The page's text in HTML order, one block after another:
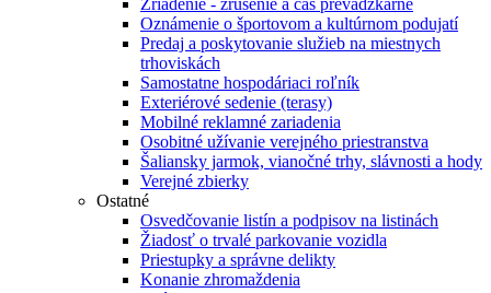
Zriadenie - zrušenie a čas prevádzkarne
Oznámenie o športovom a kultúrnom podujatí
Predaj a poskytovanie služieb na miestnych
trhoviskách
Samostatne hospodáriaci roľník
Exteriérové sedenie (terasy)
Mobilné reklamné zariadenia
Osobitné užívanie verejného priestranstva
Šaliansky jarmok, vianočné trhy, slávnosti a hody
Verejné zbierky
Ostatné
Osvedčovanie listín a podpisov na listinách
Žiadosť o trvalé parkovanie vozidla
Priestupky a správne delikty
Konanie zhromaždenia